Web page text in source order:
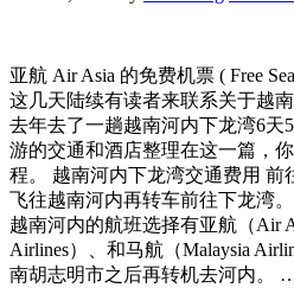
郡
(
Quận5
)
|
点
都
得
海
鲜
亚航 Air Asia 的免费机票 ( Free
这几天陆续有读者来联系关于越
去年去了一趟越南河内下龙湾6天
游的交通和酒店整理在这一篇，
程。 越南河内下龙湾交通费用 前
飞往越南河内再转车前往下龙湾
越南河内的航班选择有亚航（Air
Airlines）、和马航（Malaysia
南胡志明市之后再转机去河内。